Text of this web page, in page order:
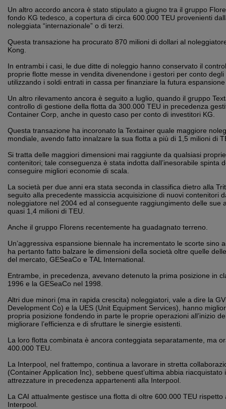
Un altro accordo ancora è stato stipulato a giugno tra il gruppo
fondo KG tedesco, a copertura di circa 600.000 TEU provenienti
noleggiata “internazionale” o di terzi.
Questa transazione ha procurato 870 milioni di dollari al
Kong.
In entrambi i casi, le due ditte di noleggio hanno conservato il
proprie flotte messe in vendita divenendone i gestori per conto
utilizzando i soldi entrati in cassa per finanziare la futura
Un altro rilevamento ancora è seguito a luglio, quando il gruppo
controllo di gestione della flotta da 300.000 TEU in precedenza
Container Corp, anche in questo caso per conto di investitori KG.
Questa transazione ha incoronato la Textainer quale maggiore
mondiale, avendo fatto innalzare la sua flotta a più di 1,5 milioni di
Si tratta delle maggiori dimensioni mai raggiunte da qualsiasi
contenitori; tale conseguenza è stata indotta dall’inesorabile spinta
conseguire migliori economie di scala.
La società per due anni era stata seconda in classifica dietro alla
seguito alla precedente massiccia acquisizione di nuovi contenitori
noleggiatore nel 2004 ed al conseguente raggiungimento delle sue
quasi 1,4 milioni di TEU.
Anche il gruppo Florens recentemente ha guadagnato terreno.
Un’aggressiva espansione biennale ha incrementato le scorte sino
ha pertanto fatto balzare le dimensioni della società oltre quelle
del mercato, GESeaCo e TAL International.
Entrambe, in precedenza, avevano detenuto la prima posizione in
1996 e la GESeaCo nel 1998.
Altri due minori (ma in rapida crescita) noleggiatori, vale a dire la
Development Co) e la UES (Unit Equipment Services), hanno
propria posizione fondendo in parte le proprie operazioni all’inizio
migliorare l’efficienza e di sfruttare le sinergie esistenti.
La loro flotta combinata è ancora conteggiata separatamente, ma
400.000 TEU.
La Interpool, nel frattempo, continua a lavorare in stretta
(Container Application Inc), sebbene quest’ultima abbia riacquistato
attrezzature in precedenza appartenenti alla Interpool.
La CAI attualmente gestisce una flotta di oltre 600.000 TEU rispetto
Interpool.